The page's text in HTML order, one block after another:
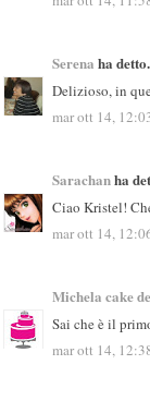
Serena ha
Delizioso, in
mar ott 14,
Sarachanha
Ciao Kristel!
mar ott 14,
Michela cake
Sai che è il
mar ott 14,